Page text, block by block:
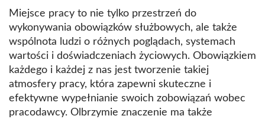
Miejsce pracy to nie tylko przestrzeń do
wykonywania obowiązków służbowych, ale także
wspólnota ludzi o różnych poglądach, systemach
wartości i doświadczeniach życiowych. Obowiązkiem
każdego i każdej z nas jest tworzenie takiej
atmosfery pracy, która zapewni skuteczne i
efektywne wypełnianie swoich zobowiązań wobec
pracodawcy. Olbrzymie znaczenie ma także